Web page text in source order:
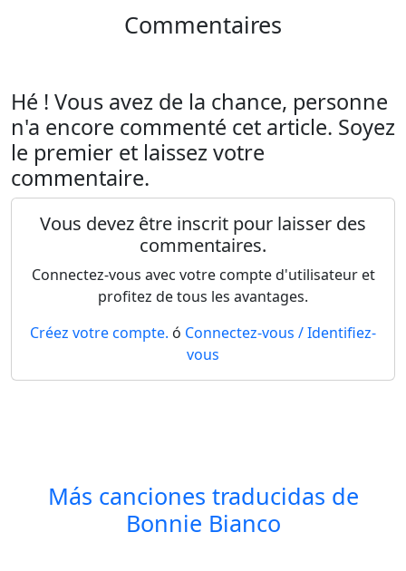
Commentaires
Hé ! Vous avez de la chance, personne
n'a encore commenté cet article. Soyez
le premier et laissez votre
commentaire.
Vous devez être inscrit pour laisser des
commentaires.
Connectez-vous avec votre compte d'utilisateur et
profitez de tous les avantages.
Créez votre compte. ó Connectez-vous / Identifiez-
vous
Más canciones traducidas de
Bonnie Bianco